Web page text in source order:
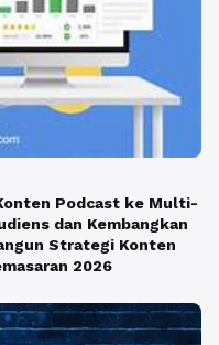
Podcast ke Multi-
dan Kembangkan
Strategi Konten
2026